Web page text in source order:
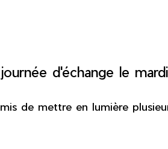
d'échange le
de mettre en lumière